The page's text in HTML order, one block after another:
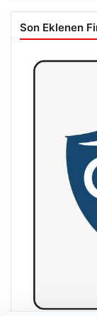
Son Eklenen